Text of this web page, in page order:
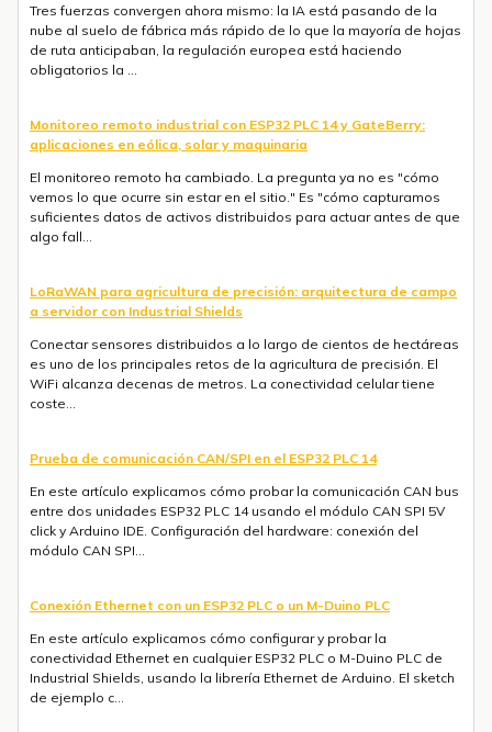
Tres fuerzas convergen ahora mismo: la IA está pasando de la
nube al suelo de fábrica más rápido de lo que la mayoría de hojas
de ruta anticipaban, la regulación europea está haciendo
obligatorios la ...
Monitoreo remoto industrial con ESP32 PLC 14 y GateBerry:
aplicaciones en eólica, solar y maquinaria
El monitoreo remoto ha cambiado. La pregunta ya no es "cómo
vemos lo que ocurre sin estar en el sitio." Es "cómo capturamos
suficientes datos de activos distribuidos para actuar antes de que
algo fall...
LoRaWAN para agricultura de precisión: arquitectura de campo
a servidor con Industrial Shields
Conectar sensores distribuidos a lo largo de cientos de hectáreas
es uno de los principales retos de la agricultura de precisión. El
WiFi alcanza decenas de metros. La conectividad celular tiene
coste...
Prueba de comunicación CAN/SPI en el ESP32 PLC 14
En este artículo explicamos cómo probar la comunicación CAN bus
entre dos unidades ESP32 PLC 14 usando el módulo CAN SPI 5V
click y Arduino IDE. Configuración del hardware: conexión del
módulo CAN SPI...
Conexión Ethernet con un ESP32 PLC o un M-Duino PLC
En este artículo explicamos cómo configurar y probar la
conectividad Ethernet en cualquier ESP32 PLC o M-Duino PLC de
Industrial Shields, usando la librería Ethernet de Arduino. El sketch
de ejemplo c...